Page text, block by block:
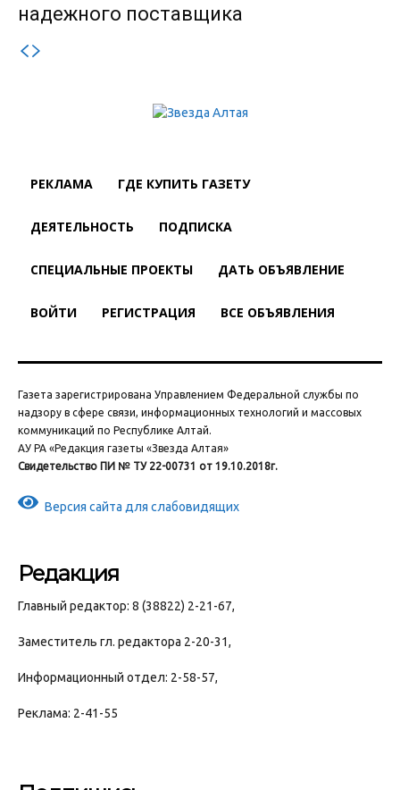
надежного поставщика
РЕКЛАМА ГДЕ КУПИТЬ ГАЗЕТУ
ДЕЯТЕЛЬНОСТЬ ПОДПИСКА
СПЕЦИАЛЬНЫЕ ПРОЕКТЫ ДАТЬ ОБЪЯВЛЕНИЕ
ВОЙТИ РЕГИСТРАЦИЯ ВСЕ ОБЪЯВЛЕНИЯ
Газета зарегистрирована Управлением Федеральной службы по
надзору в сфере связи, информационных технологий и массовых
коммуникаций по Республике Алтай.
АУ РА «Редакция газеты «Звезда Алтая»
Свидетельство ПИ № ТУ 22-00731 от 19.10.2018г.
Версия сайта для слабовидящих
Редакция
Главный редактор: 8 (38822) 2-21-67,
Заместитель гл. редактора 2-20-31,
Информационный отдел: 2-58-57,
Реклама: 2-41-55